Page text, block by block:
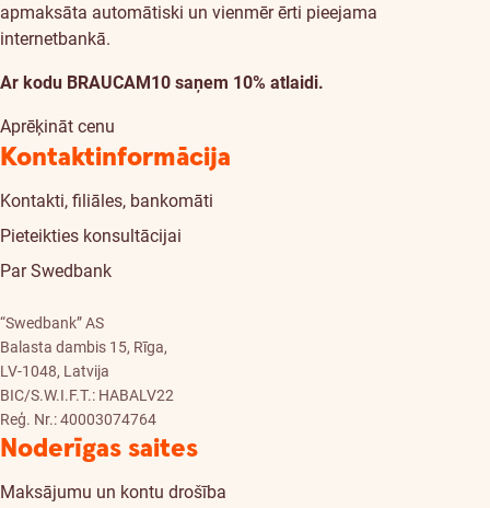
apmaksāta automātiski un vienmēr ērti pieejama
internetbankā.
Ar kodu BRAUCAM10 saņem 10% atlaidi.
Aprēķināt cenu
Kontaktinformācija
Kontakti, filiāles, bankomāti
Pieteikties konsultācijai
Par Swedbank
“Swedbank” AS
Balasta dambis 15, Rīga,
LV-1048, Latvija
BIC/S.W.I.F.T.: HABALV22
Reģ. Nr.: 40003074764
Noderīgas saites
Maksājumu un kontu drošība